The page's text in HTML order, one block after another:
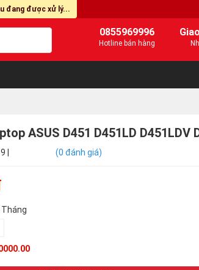
0855969996
Hotline bán hàng
ASUS D451 D451LD D451LDV
| (0 đánh giá)
Tháng
đang được xử lý...